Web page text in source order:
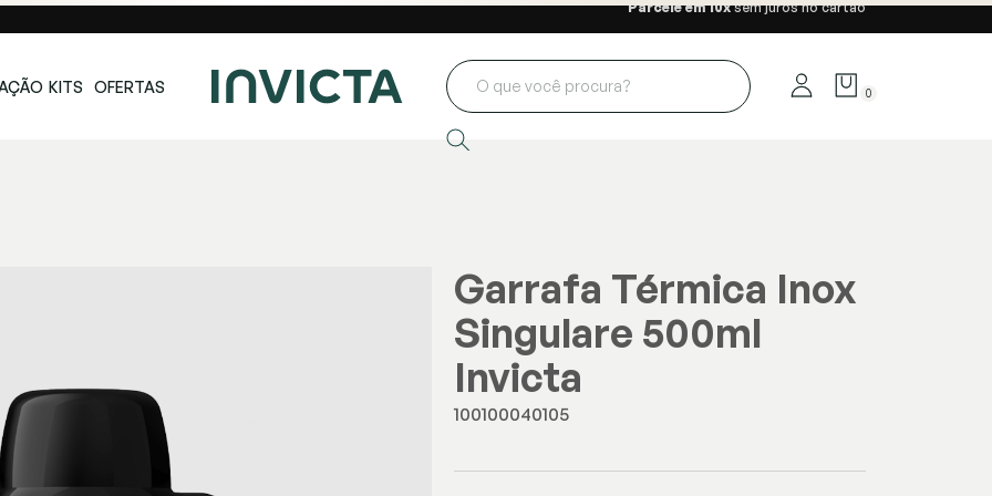
e Centro-
Loja oficialInvicta® no Brasil Parcele em 10xsem juros no cartão
KITS OFERTAS 0
Garrafa Térmica Inox
Singulare 500ml
Invicta
100100040105